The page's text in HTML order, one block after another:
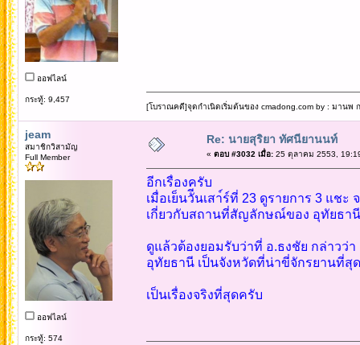
ออฟไลน์
กระทู้: 9,457
[โบราณคดี]จุดกำเนิดเริ่มต้นของ cmadong.com by : มานพ
jeam
สมาชิกวิสามัญ
Full Member
ออฟไลน์
กระทู้: 574
Re: นายสุริยา ทัศนียานนท์
« ตอบ #3032 เมื่อ:25 ตุลาคม 2553,
อีกเรื่องครับ
เมื่อเย็นวัีนเสา์ร์ที่ 23 ดูรายการ 3 แชะ
เกี่ยวกับสถานที่สัญลักษณ์ของ อุทัยธานี
ดูแล้วต้องยอมรับว่าที่ อ.ธงชัย กล่าวว่า
อุทัยธานี เป็นจังหวัดที่น่าขี่จักรยานที่สุ
เป็นเรื่องจริงที่สุดครับ